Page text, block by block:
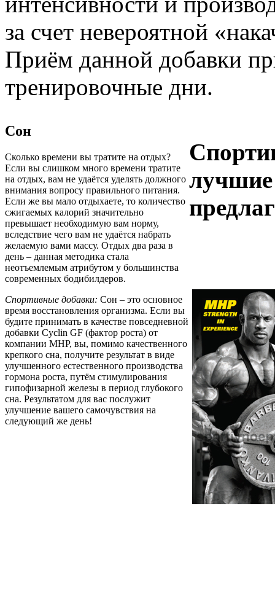
за счет невероятной
Приём данной добавки
тренировочные дни.
Сон
Сколько времени вы тратите на отдых?
Если вы слишком много времени тратите
на отдых, вам не удаётся уделять должного
внимания вопросу правильного питания.
Если же вы мало отдыхаете, то количество
сжигаемых калорий значительно
превышает необходимую вам норму,
вследствие чего вам не удаётся набрать
желаемую вами массу. Отдых два раза в
день – данная методика стала
неотъемлемым атрибутом у большинства
современных бодибилдеров.
Спортивные добавки: Сон – это основное
время восстановления организма. Если вы
будите принимать в качестве повседневной
добавки Cyclin GF (фактор роста) от
компании MHP, вы, помимо качественного
крепкого сна, получите результат в виде
улучшенного естественного производства
гормона роста, путём стимулирования
гипофизарной железы в период глубокого
сна. Результатом для вас послужит
улучшение вашего самочувствия на
следующий же день!
лучшие